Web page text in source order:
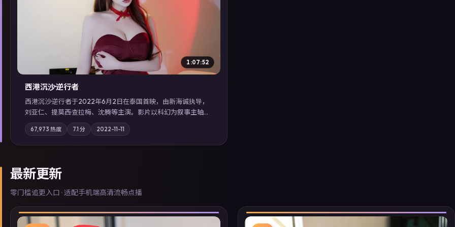
▶
1:07:52
西港沉沙·逆行者
西港沉沙·逆行者于2022年6月2日在泰国首映，由新海诚执导，
刘亚仁、提莫西·查拉梅、沈腾等主演。影片以科幻为叙事主轴，
失踪人口档案牵出跨国灰色产业链；摄影与配乐强化地域气质；
站内亦可通过「国产免费观看高清电视剧在线看」延展检索同类
型高分佳作，畅享高清在线追剧体验。
67,973 热度 7.1 分 2022-11-11
最新更新
零门槛追更入口 · 适配手机端高清流畅点播